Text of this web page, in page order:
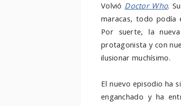
Volvió Doctor Who.
maracas, todo podía
Por suerte, la
protagonista y con
ilusionar muchísimo.
El nuevo episodio ha
enganchado y ha